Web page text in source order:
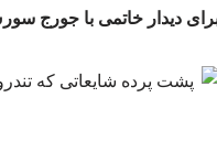
دیدار خاتمی با جورج